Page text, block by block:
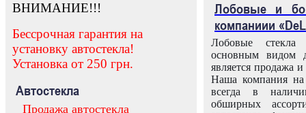
ВНИМАНИЕ!!!
Бессрочная гарантия на
установку автостекла!
Установка от 250 грн.
Автостекла
Продажа автостекла
Лобовые и
компаниии
Лобовые
основным видом
является продажа и
Наша компания на
всегда в
обширных